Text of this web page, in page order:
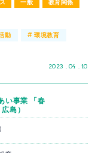
一般
教育関係
2023 . 04 . 10
動 #環境教育
い事業 「春
島）